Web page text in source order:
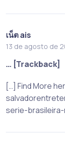
เน็ต ais
13 de agosto de
… [Trackback]
[…] Find More
serie-